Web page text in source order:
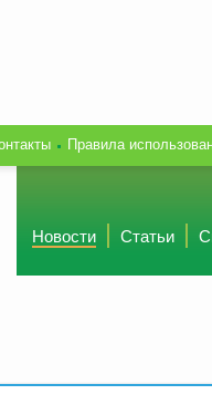
Правила
Новости Статьи